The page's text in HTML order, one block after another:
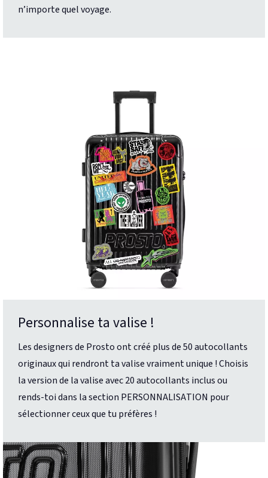
n’importe quel voyage.
Personnalise ta valise !
Les designers de Prosto ont créé plus de 50 autocollants
originaux qui rendront ta valise vraiment unique ! Choisis
la version de la valise avec 20 autocollants inclus ou
rends-toi dans la section PERSONNALISATION pour
sélectionner ceux que tu préfères !